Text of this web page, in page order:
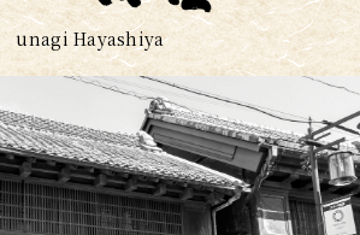
unagi Hayashiya